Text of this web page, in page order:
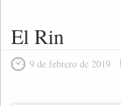
El Rin
9 de febrero de 2019